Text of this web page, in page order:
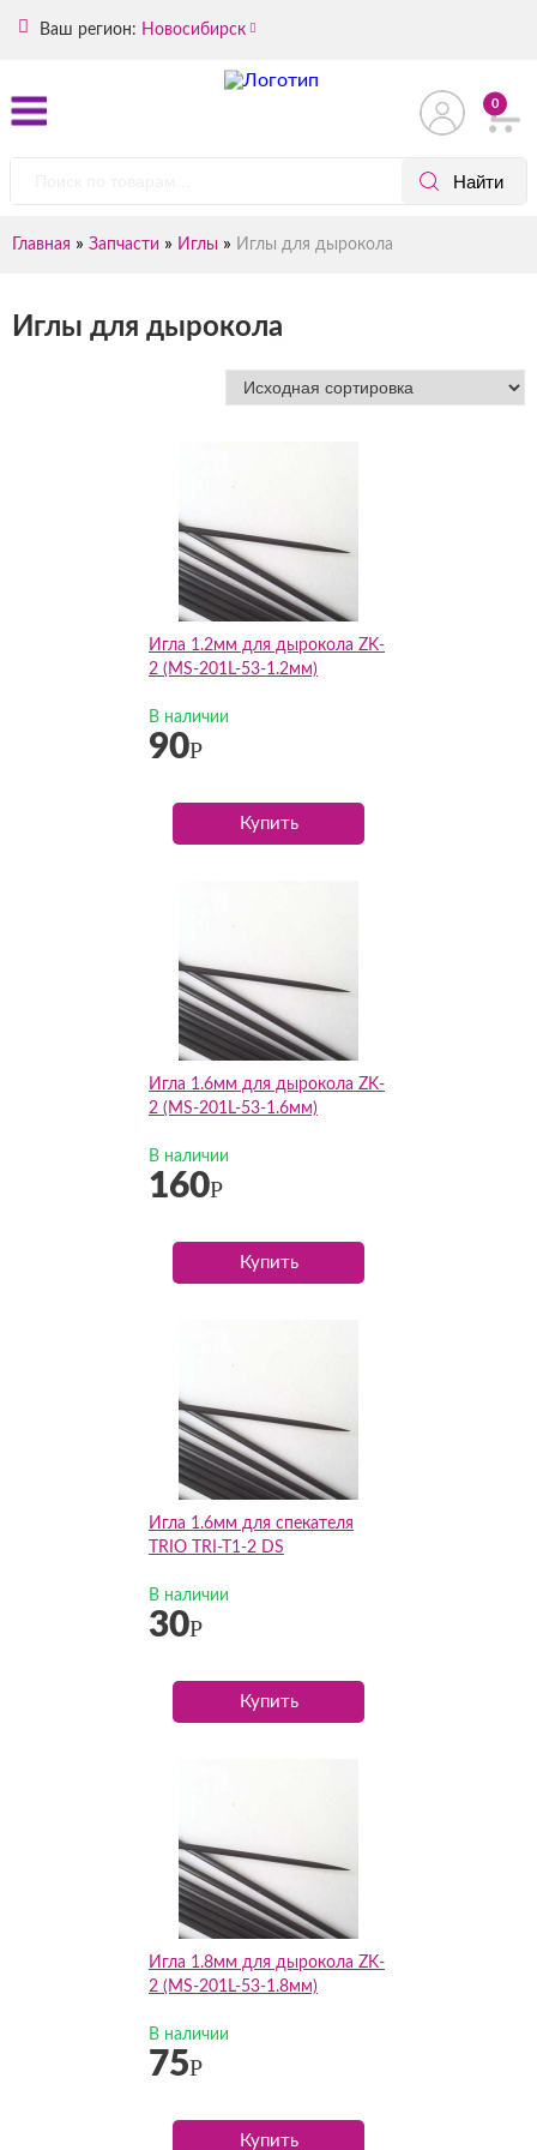
Ваш регион: Новосибирск
0
Главная » Запчасти » Иглы » Иглы для дырокола
Иглы для дырокола
Игла 1.2мм для дырокола ZK-
2 (MS-201L-53-1.2мм)
В наличии
90Р
Купить
Игла 1.6мм для дырокола ZK-
2 (MS-201L-53-1.6мм)
В наличии
160Р
Купить
Игла 1.6мм для спекателя
TRIO TRI-T1-2 DS
В наличии
30Р
Купить
Игла 1.8мм для дырокола ZK-
2 (MS-201L-53-1.8мм)
В наличии
75Р
Купить